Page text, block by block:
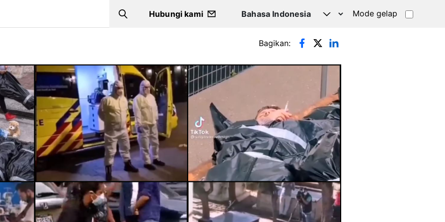
Search
Hubungi kami Mode gelap
Bagikan: